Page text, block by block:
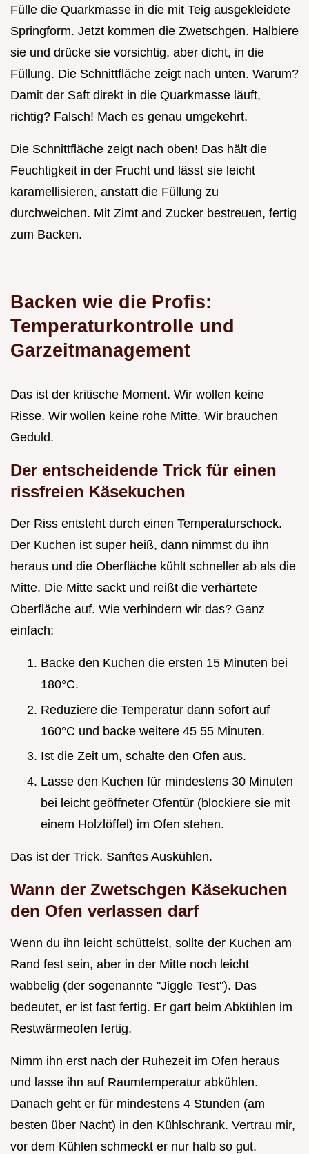
Fülle die Quarkmasse in die mit Teig ausgekleidete
Springform. Jetzt kommen die Zwetschgen. Halbiere
sie und drücke sie vorsichtig, aber dicht, in die
Füllung. Die Schnittfläche zeigt nach unten. Warum?
Damit der Saft direkt in die Quarkmasse läuft,
richtig? Falsch! Mach es genau umgekehrt.
Die Schnittfläche zeigt nach oben! Das hält die
Feuchtigkeit in der Frucht und lässt sie leicht
karamellisieren, anstatt die Füllung zu
durchweichen. Mit Zimt and Zucker bestreuen, fertig
zum Backen.
Backen wie die Profis:
Temperaturkontrolle und
Garzeitmanagement
Das ist der kritische Moment. Wir wollen keine
Risse. Wir wollen keine rohe Mitte. Wir brauchen
Geduld.
Der entscheidende Trick für einen
rissfreien Käsekuchen
Der Riss entsteht durch einen Temperaturschock.
Der Kuchen ist super heiß, dann nimmst du ihn
heraus und die Oberfläche kühlt schneller ab als die
Mitte. Die Mitte sackt und reißt die verhärtete
Oberfläche auf. Wie verhindern wir das? Ganz
einfach:
Backe den Kuchen die ersten 15 Minuten bei
180°C.
Reduziere die Temperatur dann sofort auf
160°C und backe weitere 45 55 Minuten.
Ist die Zeit um, schalte den Ofen aus.
Lasse den Kuchen für mindestens 30 Minuten
bei leicht geöffneter Ofentür (blockiere sie mit
einem Holzlöffel) im Ofen stehen.
Das ist der Trick. Sanftes Auskühlen.
Wann der Zwetschgen Käsekuchen
den Ofen verlassen darf
Wenn du ihn leicht schüttelst, sollte der Kuchen am
Rand fest sein, aber in der Mitte noch leicht
wabbelig (der sogenannte "Jiggle Test"). Das
bedeutet, er ist fast fertig. Er gart beim Abkühlen im
Restwärmeofen fertig.
Nimm ihn erst nach der Ruhezeit im Ofen heraus
und lasse ihn auf Raumtemperatur abkühlen.
Danach geht er für mindestens 4 Stunden (am
besten über Nacht) in den Kühlschrank. Vertrau mir,
vor dem Kühlen schmeckt er nur halb so gut.